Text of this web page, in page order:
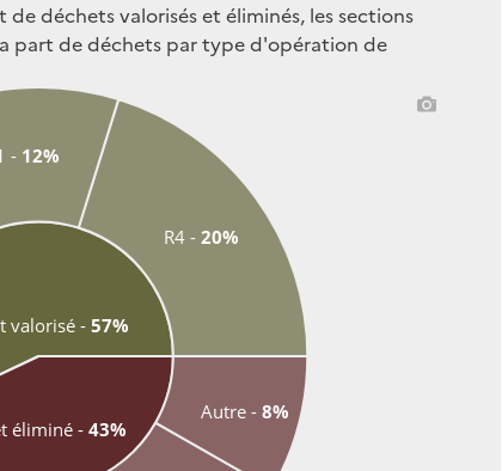
déchets valorisés et éliminés, les sections
part de déchets par type d'opération de
valorisé - 57%
éliminé - 43%
R4 - 20%
- 12%
Autre - 8%